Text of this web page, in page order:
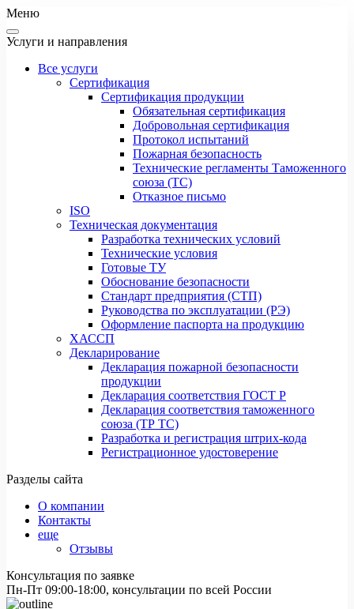
Меню
Услуги и направления
Все услуги
Сертификация
Сертификация продукции
Обязательная сертификация
Добровольная сертификация
Протокол испытаний
Пожарная безопасность
Технические регламенты Таможенного
союза (ТС)
Отказное письмо
ISO
Техническая документация
Разработка технических условий
Технические условия
Готовые ТУ
Обоснование безопасности
Стандарт предприятия (СТП)
Руководства по эксплуатации (РЭ)
Оформление паспорта на продукцию
ХАССП
Декларирование
Декларация пожарной безопасности
продукции
Декларация соответствия ГОСТ Р
Декларация соответствия таможенного
союза (ТР ТС)
Разработка и регистрация штрих-кода
Регистрационное удостоверение
Разделы сайта
О компании
Контакты
еще
Отзывы
Консультация по заявке
Пн-Пт 09:00-18:00, консультации по всей России